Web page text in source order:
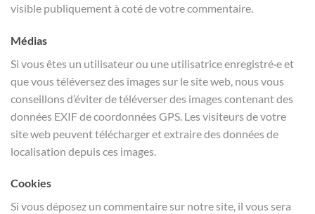
visible publiquement à coté de votre commentaire.
Médias
Si vous êtes un utilisateur ou une utilisatrice enregistré·e et
que vous téléversez des images sur le site web, nous vous
conseillons d’éviter de téléverser des images contenant des
données EXIF de coordonnées GPS. Les visiteurs de votre
site web peuvent télécharger et extraire des données de
localisation depuis ces images.
Cookies
Si vous déposez un commentaire sur notre site, il vous sera